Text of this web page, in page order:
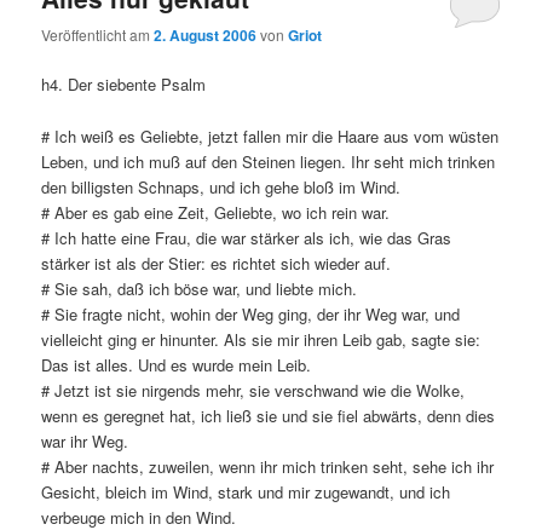
Veröffentlicht am2. August 2006vonGriot
h4. Der siebente Psalm
# Ich weiß es Geliebte, jetzt fallen mir die Haare aus vom wüsten
Leben, und ich muß auf den Steinen liegen. Ihr seht mich trinken
den billigsten Schnaps, und ich gehe bloß im Wind.
# Aber es gab eine Zeit, Geliebte, wo ich rein war.
# Ich hatte eine Frau, die war stärker als ich, wie das Gras
stärker ist als der Stier: es richtet sich wieder auf.
# Sie sah, daß ich böse war, und liebte mich.
# Sie fragte nicht, wohin der Weg ging, der ihr Weg war, und
vielleicht ging er hinunter. Als sie mir ihren Leib gab, sagte sie:
Das ist alles. Und es wurde mein Leib.
# Jetzt ist sie nirgends mehr, sie verschwand wie die Wolke,
wenn es geregnet hat, ich ließ sie und sie fiel abwärts, denn dies
war ihr Weg.
# Aber nachts, zuweilen, wenn ihr mich trinken seht, sehe ich ihr
Gesicht, bleich im Wind, stark und mir zugewandt, und ich
verbeuge mich in den Wind.